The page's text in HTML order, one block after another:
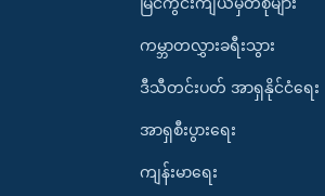
ကမ္ဘာတလွှားခရီးသွား
ဒီသီတင်းပတ် အာရှနိုင်ငံရေး
အာရှစီးပွားရေး
ကျန်းမာရေး